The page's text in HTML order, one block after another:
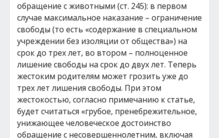
обращение с животными (ст. 245): в первом
случае максимальное наказание – ограничение
свободы (то есть «содержание в специальном
учреждении без изоляции от общества») на
срок до трех лет, во втором – полноценное
лишение свободы на срок до двух лет. Теперь
жестоким родителям может грозить уже до
трех лет лишения свободы. При этом
жестокостью, согласно примечанию к статье,
будет считаться «грубое, пренебрежительное,
унижающее человеческое достоинство
обращение с несовершеннолетним, включая